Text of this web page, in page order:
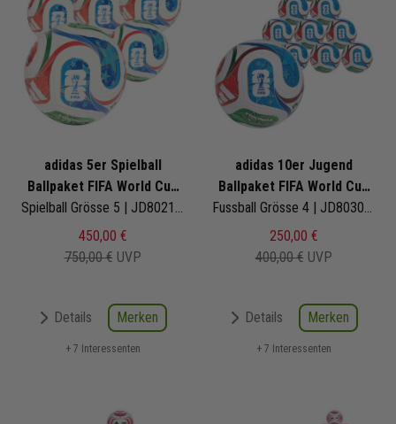
adidas 5er Spielball
Ballpaket FIFA World Cup
26 Trionda Pro
Spielball Grösse 5 | JD8021 | Fußbälle Set 5-teilig
450,00 €
750,00 € UVP
Details Merken
+ 7 Interessenten
adidas 10er Jugend
Ballpaket FIFA World Cup
26 Trionda League
Fussball Grösse 4 | JD8030 | Fußbälle Set 10-teilig
250,00 €
400,00 € UVP
Details Merken
+ 7 Interessenten